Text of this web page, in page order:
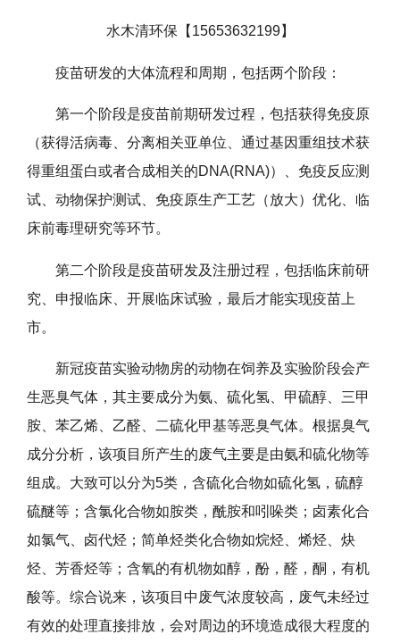
水木清环保【15653632199】
疫苗研发的大体流程和周期，包括两个阶段：
第一个阶段是疫苗前期研发过程，包括获得免疫原
（获得活病毒、分离相关亚单位、通过基因重组技术获
得重组蛋白或者合成相关的DNA(RNA)）、免疫反应测
试、动物保护测试、免疫原生产工艺（放大）优化、临
床前毒理研究等环节。
第二个阶段是疫苗研发及注册过程，包括临床前研
究、申报临床、开展临床试验，最后才能实现疫苗上
市。
新冠疫苗实验动物房的动物在饲养及实验阶段会产
生恶臭气体，其主要成分为氨、硫化氢、甲硫醇、三甲
胺、苯乙烯、乙醛、二硫化甲基等恶臭气体。根据臭气
成分分析，该项目所产生的废气主要是由氨和硫化物等
组成。大致可以分为5类，含硫化合物如硫化氢，硫醇
硫醚等；含氯化合物如胺类，酰胺和吲哚类；卤素化合
如氯气、卤代烃；简单烃类化合物如烷烃、烯烃、炔
烃、芳香烃等；含氧的有机物如醇，酚，醛，酮，有机
酸等。综合说来，该项目中废气浓度较高，废气未经过
有效的处理直接排放，会对周边的环境造成很大程度的